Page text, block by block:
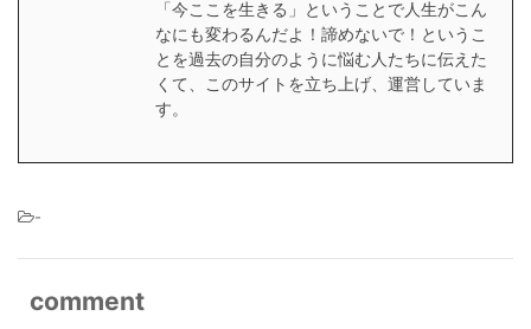
「今ここを生きる」ということで人生がこん
なにも変わるんだよ！諦めないで！というこ
とを過去の自分のように悩む人たちに伝えた
くて、このサイトを立ち上げ、運営していま
す。
-
comment